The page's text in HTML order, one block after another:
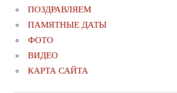
ПОЗДРАВЛЯЕМ
ПАМЯТНЫЕ ДАТЫ
ФОТО
ВИДЕО
КАРТА САЙТА